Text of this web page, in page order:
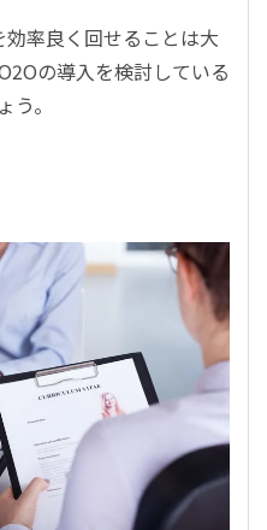
率良く回せることは大
の導入を検討している
う。